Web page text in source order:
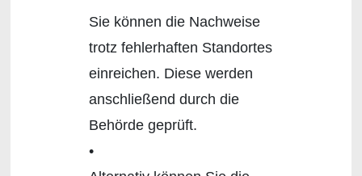
Sie können die Nachweise
trotz fehlerhaften Standortes
einreichen. Diese werden
anschließend durch die
Behörde geprüft.
•